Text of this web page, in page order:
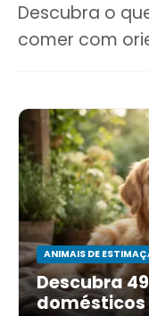
Descubra o
comer com
ANIMAIS DE
Descubra
domésticos